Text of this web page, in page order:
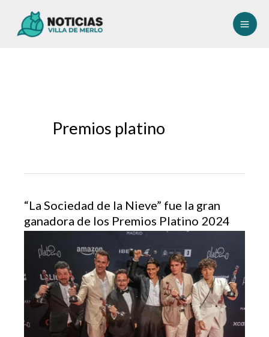
Premios platino
“La Sociedad de la Nieve” fue la gran
ganadora de los Premios Platino 2024